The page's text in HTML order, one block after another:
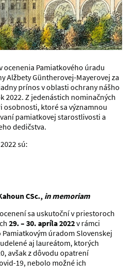
ocenenia Pamiatkového úradu
Alžbety Güntherovej-Mayerovej za
prínos v oblasti ochrany nášho
2022. Z jedenástich nominačných
osobnosti, ktoré sa významnou
pamiatkovej starostlivosti a
dedičstva.
sú:
CSc., in memoriam
sa uskutoční v priestoroch
29. – 30. apríla 2022v rámci
úradom Slovenskej
aj laureátom, ktorých
avšak z dôvodu opatrení
19, nebolo možné ich